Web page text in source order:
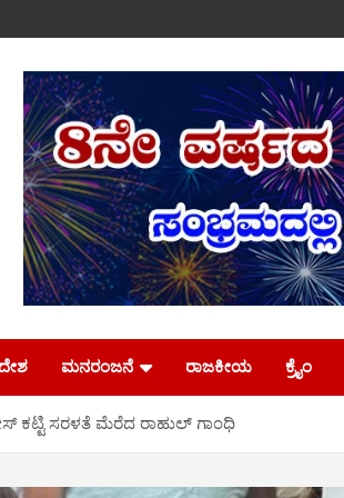
ಮನರಂಜನೆ ರಾಜಕೀಯ ಕ್ರೈಂ
ಕಟ್ಟಿ ಸರಳತೆ ಮೆರೆದ ರಾಹುಲ್ ಗಾಂಧಿ